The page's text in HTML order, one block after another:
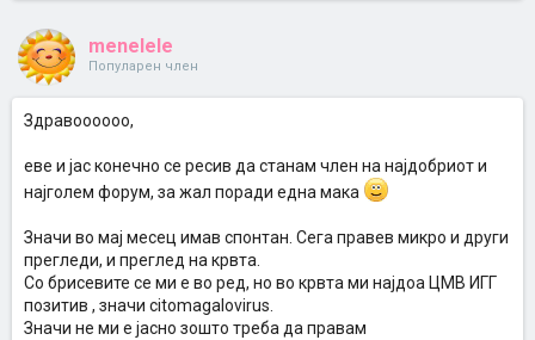
menelele
Популарен член
Здравоооооо,
еве и јас конечно се ресив да станам член на најдобриот и
најголем форум, за жал поради една мака
Значи во мај месец имав спонтан. Сега правев микро и други
прегледи, и преглед на крвта.
Со брисевите се ми е во ред, но во крвта ми најдоа ЦМВ ИГГ
позитив , значи citomagalovirus.
Значи не ми е јасно зошто треба да правам